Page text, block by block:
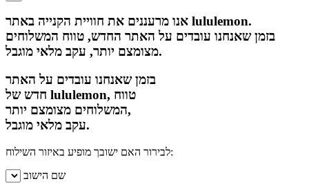
אנו מרעננים את חוויית הקנייה באתר lululemon.
בזמן שאנחנו עובדים על האתר החדש, טווח המשלוחים
מצומצם יותר, עקב מלאי מוגבל.
בזמן שאנחנו עובדים על האתר
חדש של lululemon, טווח
המשלוחים מצומצם יותר,
עקב מלאי מוגבל.
לבירור האם ישובך מופיע באיזור השילוח:
שם הישוב